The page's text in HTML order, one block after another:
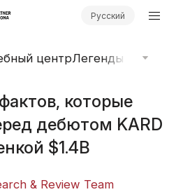
Русский
центрЛегенды рынка
которые
дебютом KARD
$1.4B
& Review Team